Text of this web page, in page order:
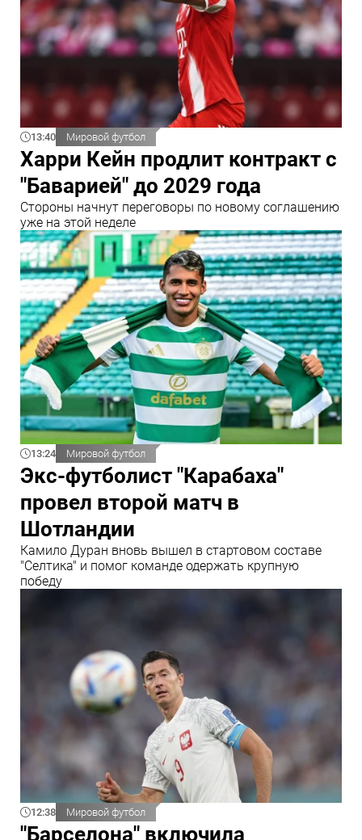
13:40 Мировой футбол
Харри Кейн продлит контракт с
"Баварией" до 2029 года
Стороны начнут переговоры по новому соглашению
уже на этой неделе
13:24 Мировой футбол
Экс-футболист "Карабаха"
провел второй матч в
Шотландии
Камило Дуран вновь вышел в стартовом составе
"Селтика" и помог команде одержать крупную
победу
12:38 Мировой футбол
"Барселона" включила